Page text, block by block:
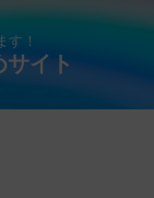
！
イト